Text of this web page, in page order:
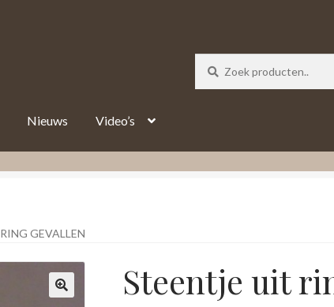
Nieuws Video’s
GEVALLEN
Steentje uit